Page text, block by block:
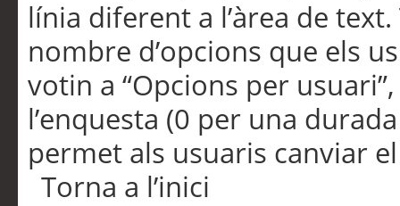
línia diferent a l’àrea de
nombre d’opcions que els
votin a “Opcions per
l’enquesta (0 per una
permet als usuaris canviar
Torna a l’inici